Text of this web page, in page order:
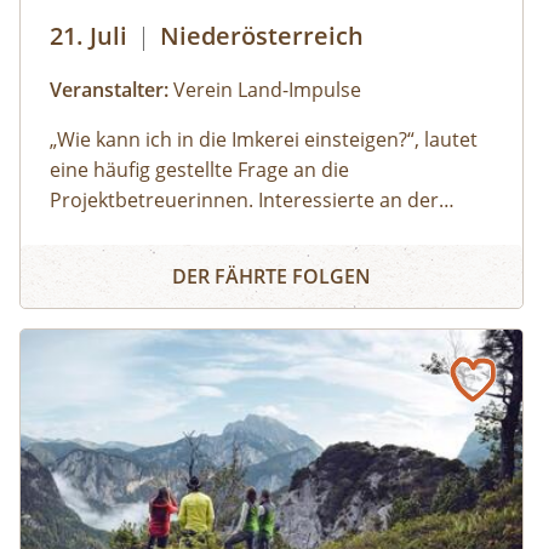
21. Juli | Niederösterreich
Veranstalter:Verein Land-Impulse
„Wie kann ich in die Imkerei einsteigen?“, lautet
eine häufig gestellte Frage an die
Projektbetreuerinnen. Interessierte an der
stündigen Grundkurs besuchen und sich selbst
ein Bild machen, ob Sie für die Betreuung von
diesem theoretischen Teil der Grundausbildung
bekommt der/die ImkerneueinsteigerIn einen
Einblick zu den Themenbereichen persönliche
Eignung, Anschaffung von Imkereibedarf,
Völkerführung im Jahreskreislauf, Leben der
Biene, Bienenprodukte, gesetzliche
Bestimmungen und vieles mehr, in einfacher
Grundkurs für den Imkereieinstieg - Online
DER FÄHRTE FOLGEN